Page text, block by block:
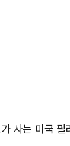
사는 미국 필